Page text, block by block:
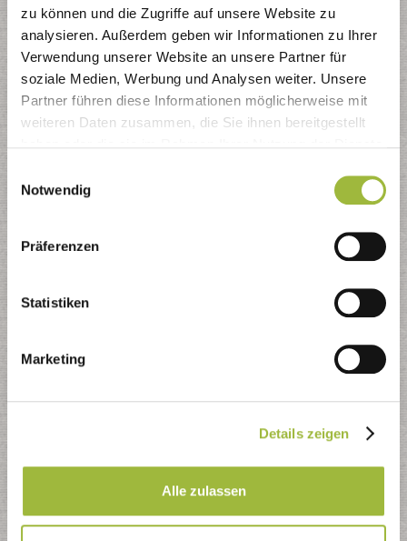
zu können und die Zugriffe auf unsere Website zu
analysieren. Außerdem geben wir Informationen zu Ihrer
Verwendung unserer Website an unsere Partner für
soziale Medien, Werbung und Analysen weiter. Unsere
Partner führen diese Informationen möglicherweise mit
weiteren Daten zusammen, die Sie ihnen bereitgestellt
Notwendig
Präferenzen
Statistiken
Marketing
Details zeigen
Alle zulassen
J
Jahnstr.
Johann-Budde-Str.
Johann-Hackenberg-Str.
K
Kapellenstr.
Karlstr.
Kellerseifen
Klevestr.